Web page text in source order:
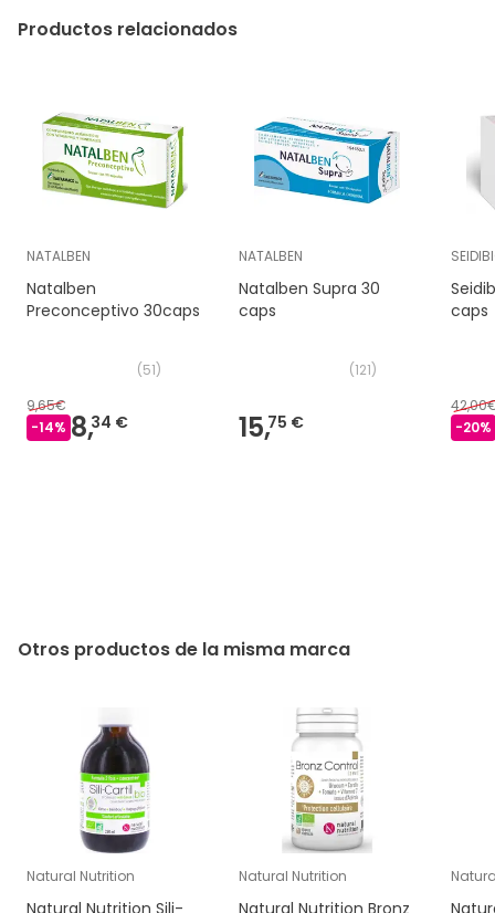
Quatrefolic® es una marca registrada de Gnosis S.p.A.
Productos relacionados
NATALBEN
Natalben
Preconceptivo 30caps
(51)
9,65€
-14% 8,34 €
NATALBEN
Natalben Supra 30
caps
(121)
15,75 €
caps
-20%
Otros productos de la misma marca
Natural Nutrition
Natural Nutrition Sili-
Natural Nutrition
Natural Nutrition Bronz